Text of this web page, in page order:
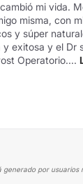
mi vida.
misma, con
y súper
exitosa y el Dr
Operatorio....
generado por